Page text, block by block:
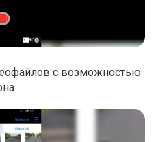
с возможностью